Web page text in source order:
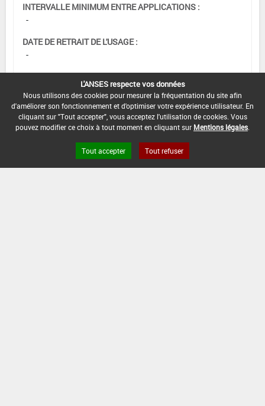
INTERVALLE MINIMUM ENTRE APPLICATIONS :
-
DATE DE RETRAIT DE L'USAGE :
-
DATE DE FIN DE DISTRIBUTION :
DATE DE FIN D'UTILISATION :
29/02/2012
L'ANSES respecte vos données
Nous utilisons des cookies pour mesurer la fréquentation du site afin
d'améliorer son fonctionnement et d'optimiser votre expérience utilisateur. En
cliquant sur "Tout accepter", vous acceptez l'utilisation de cookies. Vous
pouvez modifier ce choix à tout moment en cliquant sur Mentions légales
Tout accepter Tout refuser